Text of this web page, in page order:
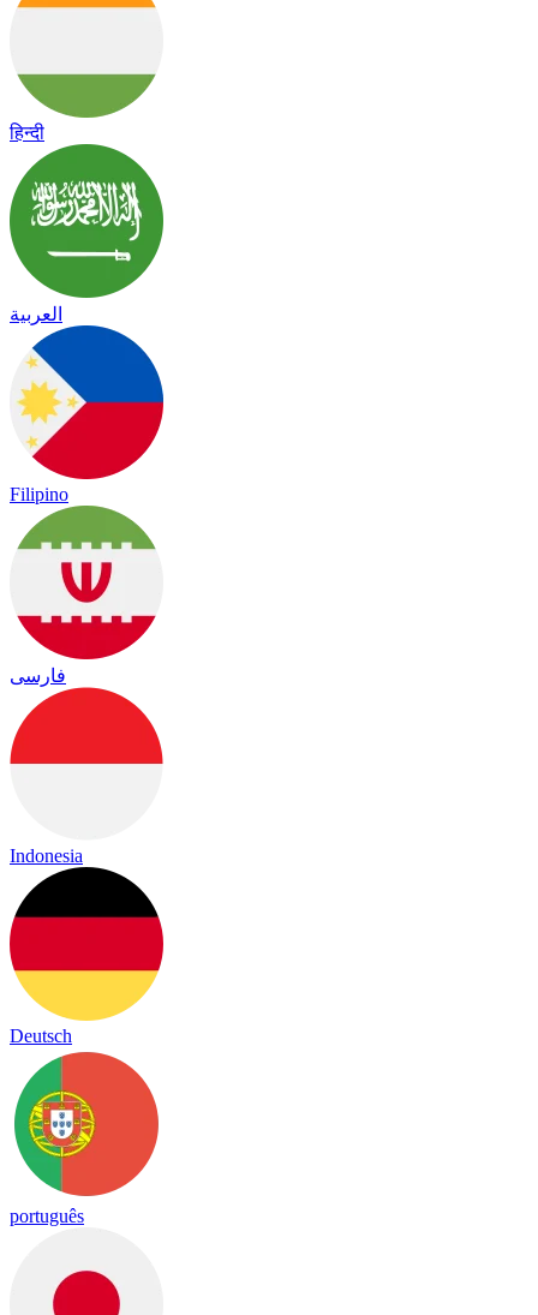
हिन्दी
العربية
Filipino
فارسی
Indonesia
Deutsch
português